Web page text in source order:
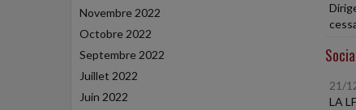
Novembre 2022
Octobre 2022
Septembre 2022
Juillet 2022
Juin 2022
21/
LA